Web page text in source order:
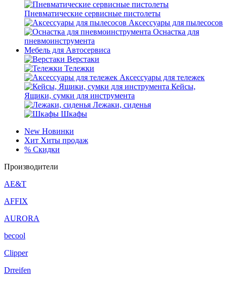
Пневматические сервисные пистолеты
Аксессуары для пылесосов
Оснастка для
пневмоинструмента
Мебель для Автосервиса
Верстаки
Тележки
Аксессуары для тележек
Кейсы,
Ящики, сумки для инструмента
Лежаки, сиденья
Шкафы
New Новинки
Хит Хиты продаж
% Скидки
Производители
AE&T
AFFIX
AURORA
becool
Clipper
Drreifen